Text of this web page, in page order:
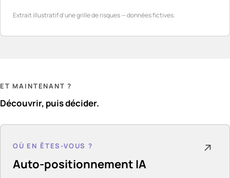
Extrait illustratif d'une grille de risques — données fictives.
ET MAINTENANT ?
Découvrir, puis décider.
OÙ EN ÊTES-VOUS ?
Auto-positionnement IA
↗